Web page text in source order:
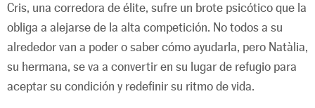
Cris, una corredora de élite, sufre un brote psicótico que la
obliga a alejarse de la alta competición. No todos a su
alrededor van a poder o saber cómo ayudarla, pero Natàlia,
su hermana, se va a convertir en su lugar de refugio para
aceptar su condición y redefinir su ritmo de vida.